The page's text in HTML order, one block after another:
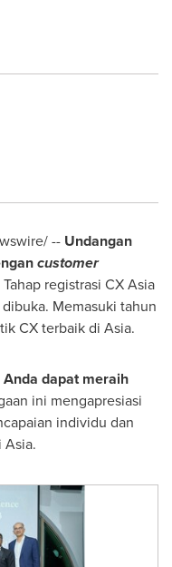
-- Undangan
customer
Tahap registrasi CX Asia
Memasuki tahun
CX terbaik di Asia.
dapat meraih
ini mengapresiasi
individu dan
Asia.